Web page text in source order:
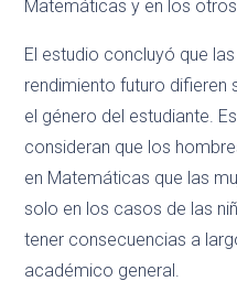
Matemáticas y en los
El estudio concluyó que
rendimiento futuro difieren
el género del estudiante.
consideran que los
en Matemáticas que las
solo en los casos de las
tener consecuencias a
académico general.